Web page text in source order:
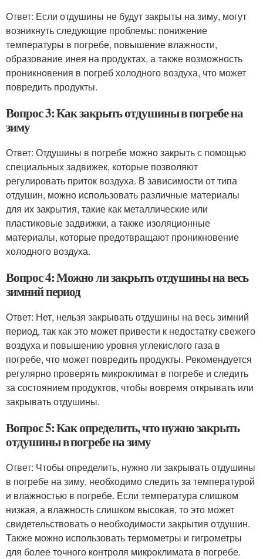
Ответ: Если отдушины не будут закрыты на зиму, могут
возникнуть следующие проблемы: понижение
температуры в погребе, повышение влажности,
образование инея на продуктах, а также возможность
проникновения в погреб холодного воздуха, что может
повредить продукты.
Вопрос 3: Как закрыть отдушины в погребе на
зиму
Ответ: Отдушины в погребе можно закрыть с помощью
специальных задвижек, которые позволяют
регулировать приток воздуха. В зависимости от типа
отдушин, можно использовать различные материалы
для их закрытия, такие как металлические или
пластиковые задвижки, а также изоляционные
материалы, которые предотвращают проникновение
холодного воздуха.
Вопрос 4: Можно ли закрыть отдушины на весь
зимний период
Ответ: Нет, нельзя закрывать отдушины на весь зимний
период, так как это может привести к недостатку свежего
воздуха и повышению уровня углекислого газа в
погребе, что может повредить продукты. Рекомендуется
регулярно проверять микроклимат в погребе и следить
за состоянием продуктов, чтобы вовремя открывать или
закрывать отдушины.
Вопрос 5: Как определить, что нужно закрыть
отдушины в погребе на зиму
Ответ: Чтобы определить, нужно ли закрывать отдушины
в погребе на зиму, необходимо следить за температурой
и влажностью в погребе. Если температура слишком
низкая, а влажность слишком высокая, то это может
свидетельствовать о необходимости закрытия отдушин.
Также можно использовать термометры и гигрометры
для более точного контроля микроклимата в погребе.